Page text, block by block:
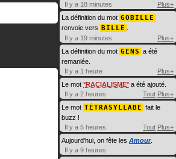
Il y a 18 minutes
Plus+
La définition du mot GOBILLE
renvoie vers BILLE
Il y a 19 minutes
Plus+
La définition du mot GENS a été
remaniée.
Il y a 1 heure
Plus+
Le mot RACIALISME a été ajouté.
Il y a 2 heures
Tout Plus+
Le mot TÉTRASYLLABE fait le
buzz !
Il y a 5 heures
Tout Plus+
Aujourd'hui, on fête les Amour.
Il y a 9 heures